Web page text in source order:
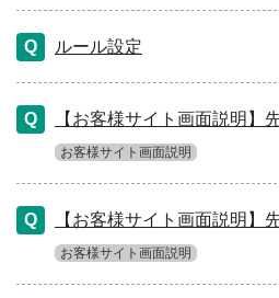
ルール設定
【お客様サイト画面説明】
お客様サイト画面説明
【お客様サイト画面説明】
お客様サイト画面説明